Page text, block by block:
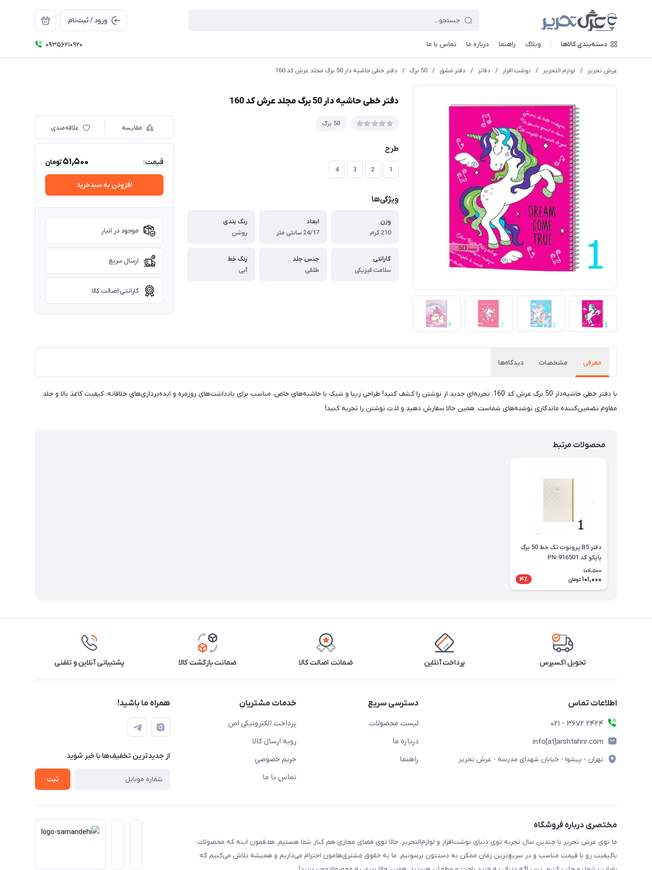
ورود / ثبت‌نام
دسته‌بندی کالاها وبلاگ راهنما درباره ما تماس با ما 09356210920
عرش تحریر / لوازم التحریر / نوشت افزار / دفاتر / دفتر مشق / 50 برگ / دفتر خطی حاشیه دار 50 برگ مجلد عرش کد 160
دفتر خطی حاشیه دار 50 برگ مجلد عرش کد 160
50 برگ
طرح
1
2
3
4
ویژگی‌ها
وزن
210 گرم
ابعاد
24/17 سانتی متر
رنگ بندی
روشن
گارانتی
سلامت فیزیکی
جنس جلد
طلقی
رنگ خط
آبی
مقایسه علاقه‌مندی
قیمت: 51,500تومان
افزودن به سبدخرید
موجود در انبار
ارسال سریع
گارانتی اصالت کالا
معرفی مشخصات دیدگاه‌ها
با دفتر خطی حاشیه‌دار 50 برگ عرش کد 160، تجربه‌ای جدید از نوشتن را کشف کنید! طراحی زیبا و شیک با حاشیه‌های خاص، مناسب برای یادداشت‌های روزمره و ایده‌پردازی‌های خلاقانه. کیفیت کاغذ بالا و جلد
مقاوم تضمین‌کننده ماندگاری نوشته‌های شماست. همین حالا سفارش دهید و لذت نوشتن را تجربه کنید!
محصولات مرتبط
دفتر B5 پرونوت تک خط 50 برگ
پاپکو کد PN-916501
104,500
101,000 تومان 4٪
تحویل اکسپرس پرداخت آنلاین ضمانت اصالت کالا ضمانت بازگشت کالا پشتیبانی آنلاین و تلفنی
اطلاعات تماس
2424 3672 - 021
info[at]arshtahrir.com
تهران - پیشوا - خیابان شهدای مدرسه - عرش تحریر
دسترسی سریع
لیست محصولات
درباره ما
راهنما
خدمات مشتریان
پرداخت الکترونیکی امن
رویه ارسال کالا
حریم خصوصی
تماس با ما
همراه ما باشید!
از جدید‌ترین تخفیف‌ها با‌ خبر شوید
ثبت
مختصری درباره فروشگاه
ما توی عرش تحریر با چندین سال تجربه توی دنیای نوشت‌افزار و لوازم‌التحریر، حالا توی فضای مجازی هم کنار شما هستیم. هدفمون اینه که محصولات
باکیفیت رو با قیمت مناسب و در سریع‌ترین زمان ممکن به دستتون برسونیم. ما به حقوق مشتری‌هامون احترام می‌ذاریم و همیشه تلاش می‌کنیم که